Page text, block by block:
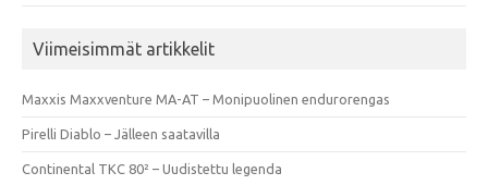
Viimeisimmät artikkelit
Maxxis Maxxventure MA-AT – Monipuolinen endurorengas
Pirelli Diablo – Jälleen saatavilla
Continental TKC 80² – Uudistettu legenda